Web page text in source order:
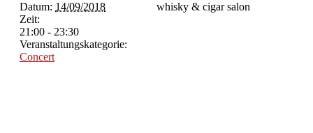
Datum: 14/09/2018
Zeit:
21:00 - 23:30
Veranstaltungskategorie:
Concert
whisky & cigar salon